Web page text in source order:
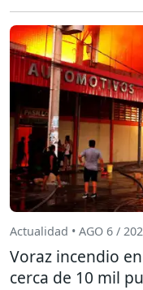
Actualidad • AGO 6 /
Voraz incendio
cerca de 10 mil